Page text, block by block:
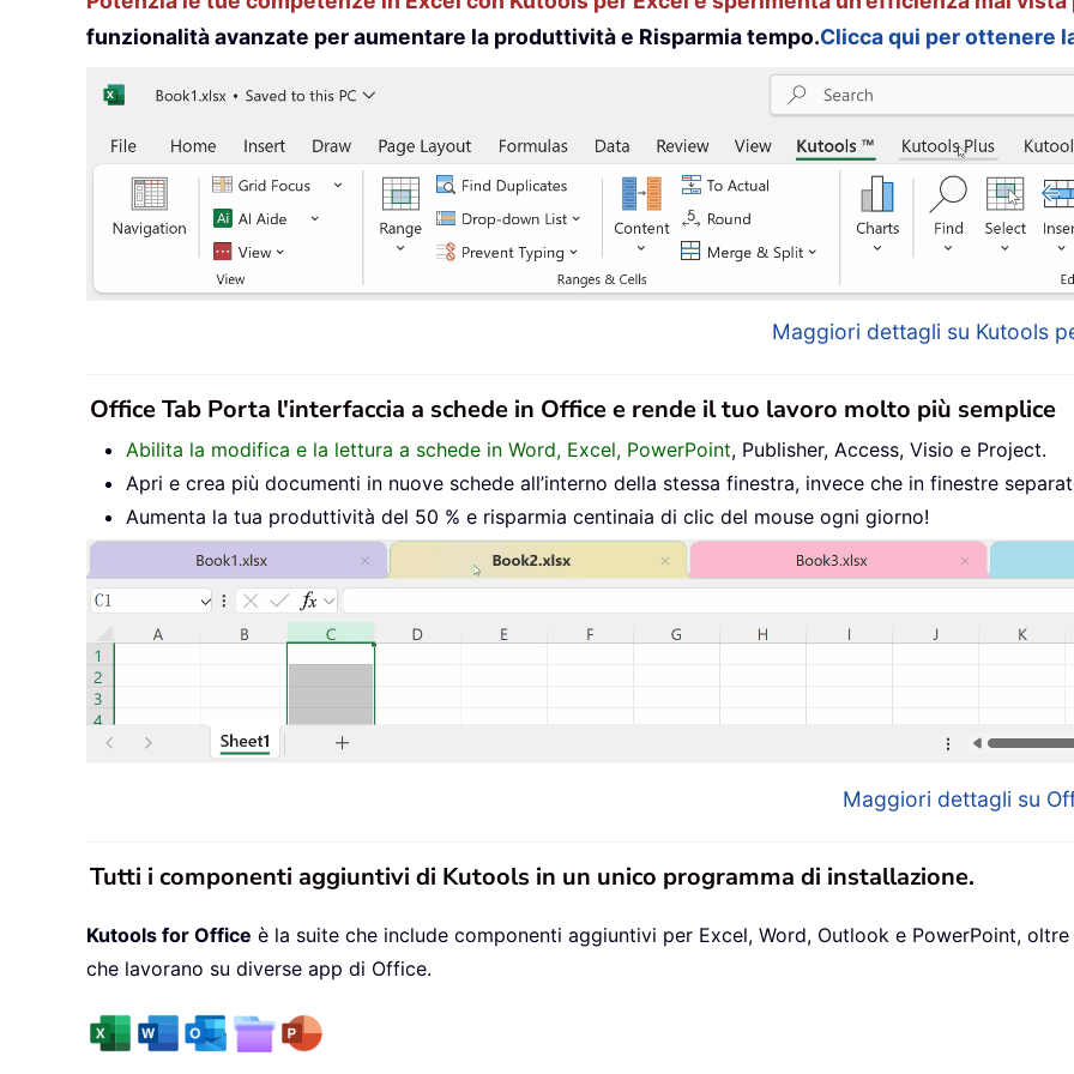
funzionalità avanzate per aumentare la produttività e Risparmia tempo.Clicca qui per ottenere
Maggiori dettagli su Kutools
Office Tab Porta l'interfaccia a schede in Office e rende il tuo lavoro molto più semplice
Abilita la modifica e la lettura a schede in Word, Excel, PowerPoint, Publisher, Access, Visio e Project.
Apri e crea più documenti in nuove schede all’interno della stessa finestra, invece che in finestre
Aumenta la tua produttività del 50 % e risparmia centinaia di clic del mouse ogni giorno!
Maggiori dettagli su
Tutti i componenti aggiuntivi di Kutools in un unico programma di installazione.
Kutools for Office è la suite che include componenti aggiuntivi per Excel, Word, Outlook e PowerPoint,
che lavorano su diverse app di Office.